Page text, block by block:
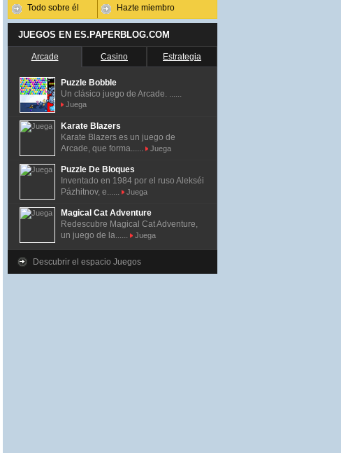
Todo sobre él Hazte miembro
JUEGOS EN ES.PAPERBLOG.COM
Arcade Casino Estrategia
Puzzle Bobble
Un clásico juego de Arcade. ......
Juega
Karate Blazers
Karate Blazers es un juego de
Arcade, que forma......
Juega
Puzzle De Bloques
Inventado en 1984 por el ruso Alekséi
Pázhitnov, e......
Juega
Magical Cat Adventure
Redescubre Magical Cat Adventure,
un juego de la......
Juega
Descubrir el espacio Juegos